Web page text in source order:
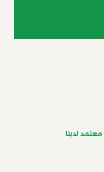
لدينا